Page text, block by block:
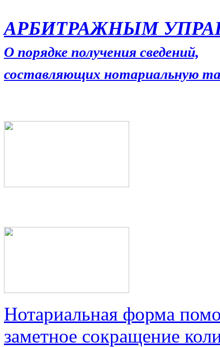
АРБИТРАЖНЫМ
О порядке получения сведений,
составляющих нотариальную
Нотариальная форма
заметное сокращение